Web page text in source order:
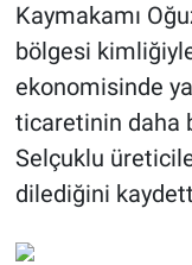
Kaymakamı
bölgesi
ekonomisinde
ticaretinin daha
Selçuklu
dilediğini